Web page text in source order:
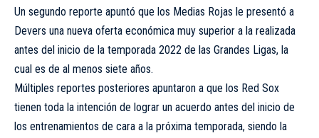
Un segundo reporte apuntó que los Medias Rojas le presentó a
Devers una nueva oferta económica muy superior a la realizada
antes del inicio de la temporada 2022 de las Grandes Ligas, la
cual es de al menos siete años.
Múltiples reportes posteriores apuntaron a que los Red Sox
tienen toda la intención de lograr un acuerdo antes del inicio de
los entrenamientos de cara a la próxima temporada, siendo la